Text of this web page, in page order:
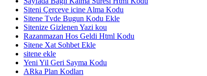
Siteni Çerceve icine Alma Kodu
Sitene Tvde Bugun Kodu Ekle
Sitenize Gizlenen Yazi kou
Razanmazan Hos Geldi Html Kodu
Sitene Xat Sohbet Ekle
sitene ekle
Yeni Yil Geri Sayma Kodu
ARka Plan Kodları